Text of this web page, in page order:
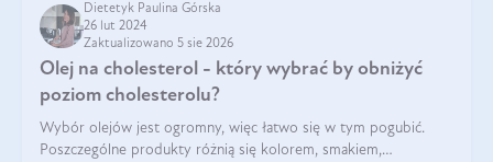
Dietetyk Paulina Górska
26 lut 2024
Zaktualizowano 5 sie 2026
Olej na cholesterol - który wybrać by obniżyć
poziom cholesterolu?
Wybór olejów jest ogromny, więc łatwo się w tym pogubić.
Poszczególne produkty różnią się kolorem, smakiem,